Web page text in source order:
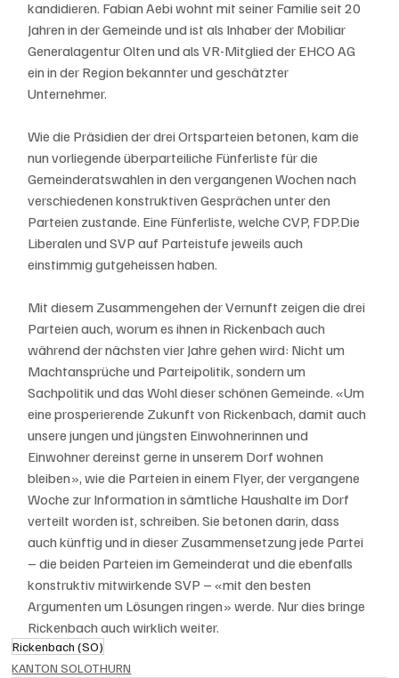
kandidieren. Fabian Aebi wohnt mit seiner Familie seit 20
Jahren in der Gemeinde und ist als Inhaber der Mobiliar
Generalagentur Olten und als VR-Mitglied der EHCO AG
ein in der Region bekannter und geschätzter
Unternehmer.
Wie die Präsidien der drei Ortsparteien betonen, kam die
nun vorliegende überparteiliche Fünferliste für die
Gemeinderatswahlen in den vergangenen Wochen nach
verschiedenen konstruktiven Gesprächen unter den
Parteien zustande. Eine Fünferliste, welche CVP, FDP.Die
Liberalen und SVP auf Parteistufe jeweils auch
einstimmig gutgeheissen haben.
Mit diesem Zusammengehen der Vernunft zeigen die drei
Parteien auch, worum es ihnen in Rickenbach auch
während der nächsten vier Jahre gehen wird: Nicht um
Machtansprüche und Parteipolitik, sondern um
Sachpolitik und das Wohl dieser schönen Gemeinde. «Um
eine prosperierende Zukunft von Rickenbach, damit auch
unsere jungen und jüngsten Einwohnerinnen und
Einwohner dereinst gerne in unserem Dorf wohnen
bleiben», wie die Parteien in einem Flyer, der vergangene
Woche zur Information in sämtliche Haushalte im Dorf
verteilt worden ist, schreiben. Sie betonen darin, dass
auch künftig und in dieser Zusammensetzung jede Partei
– die beiden Parteien im Gemeinderat und die ebenfalls
konstruktiv mitwirkende SVP – «mit den besten
Argumenten um Lösungen ringen» werde. Nur dies bringe
Rickenbach auch wirklich weiter.
Rickenbach (SO)
KANTON SOLOTHURN